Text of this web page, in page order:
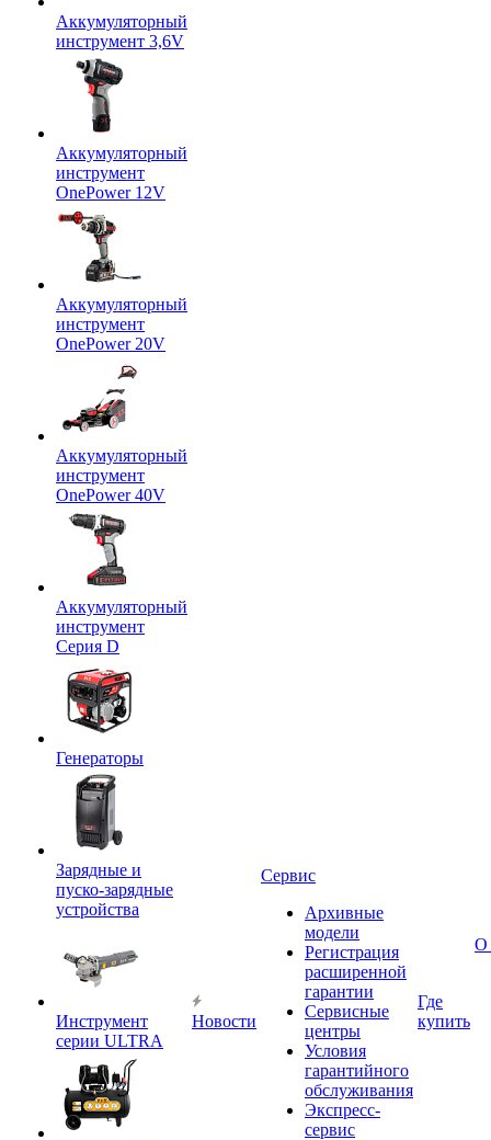
Аккумуляторный
инструмент 3,6V
Аккумуляторный
инструмент
OnePower 12V
Аккумуляторный
инструмент
OnePower 20V
Аккумуляторный
инструмент
OnePower 40V
Аккумуляторный
инструмент
Серия D
Генераторы
Зарядные и
пуско-зарядные
устройства
Инструмент
серии ULTRA
Новости
Сервис
Архивные
модели
Регистрация
расширенной
гарантии
Сервисные
центры
Условия
гарантийного
обслуживания
Экспресс-
сервис
Где
купить
О